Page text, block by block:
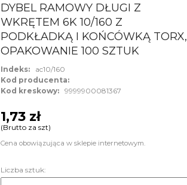
DYBEL RAMOWY DŁUGI Z
WKRĘTEM 6K 10/160 Z
PODKŁADKĄ I KOŃCÓWKĄ TORX,
OPAKOWANIE 100 SZTUK
Indeks:
ac10/160
Kod producenta:
Kod kreskowy: 9999900081367
1,73 zł
(Brutto za szt)
Cena obowiązująca w sklepie internetowym.
Liczba sztuk: